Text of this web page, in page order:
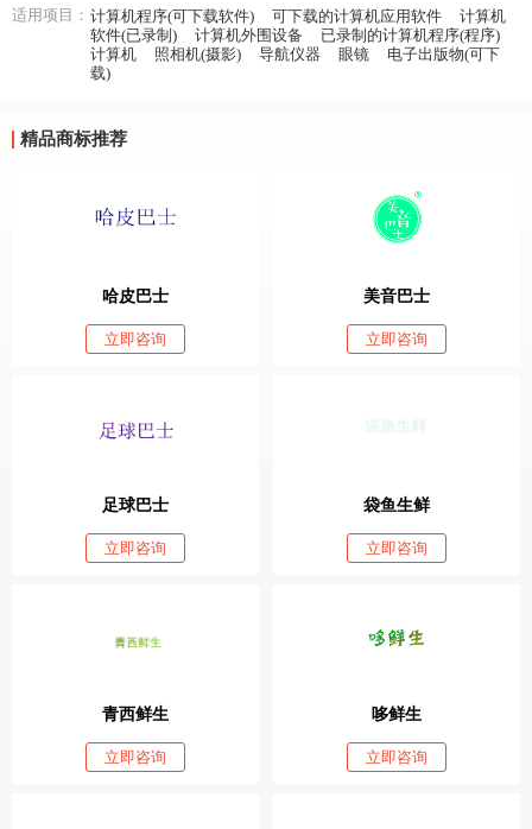
适用项目： 计算机程序(可下载软件) 可下载的计算机应用软件
计算机
软件(已录制)
计算机外围设备
已录制的计算机程序(程序)
计算机
照相机(摄影) 导航仪器 眼镜
电子出版物(可下
载)
精品商标推荐
哈皮巴士
立即咨询
美音巴士
立即咨询
足球巴士
立即咨询
袋鱼生鲜
立即咨询
青西鲜生
立即咨询
哆鲜生
立即咨询